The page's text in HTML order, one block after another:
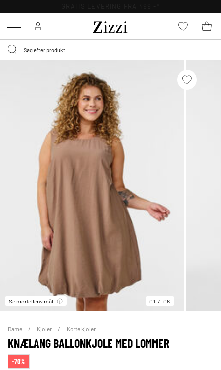
Menu
Se modellens mål 01 06
Dame Kjoler Korte kjoler
KNÆLANG BALLONKJOLE MED LOMMER
-70%